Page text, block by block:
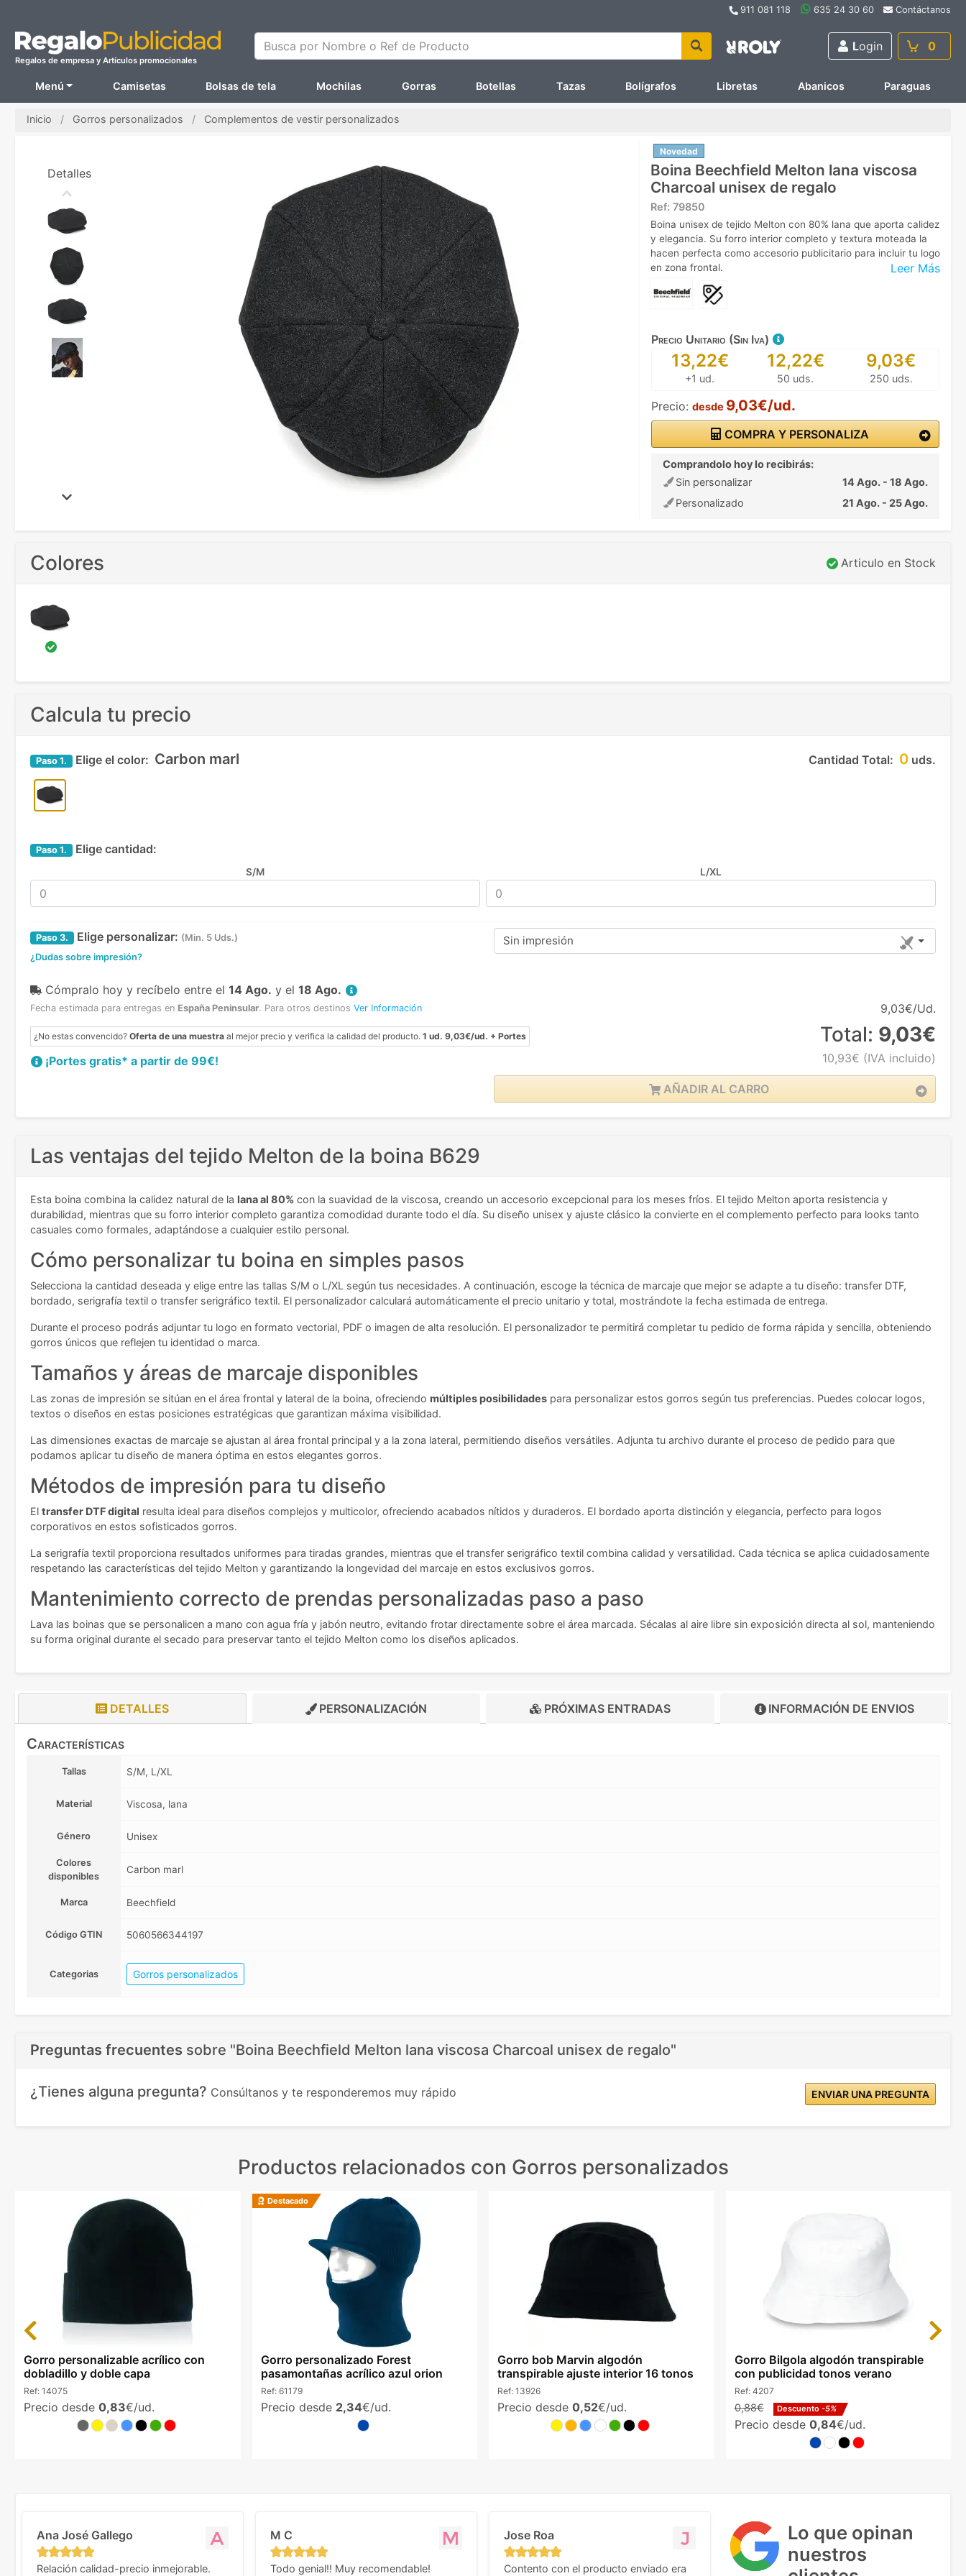
911 081 118 635 24 30 60 Contáctanos
Regalos de empresa y Artículos promocionales
Busca por Nombre o Ref de Producto Login 0
Menú Camisetas Bolsas de tela Mochilas Gorras Botellas Tazas Bolígrafos Libretas Abanicos Paraguas
Inicio Gorros personalizados Complementos de vestir personalizados
Novedad
Boina Beechfield Melton lana viscosa
Charcoal unisex de regalo
Ref: 79850
Leer Más
Boina unisex de tejido Melton con 80% lana que aporta calidez
y elegancia. Su forro interior completo y textura moteada la
hacen perfecta como accesorio publicitario para incluir tu logo
en zona frontal.
Precio Unitario (Sin Iva)
13,22€
+1 ud.
12,22€
50 uds.
9,03€
250 uds.
Precio: desde 9,03€/ud.
COMPRA Y PERSONALIZA
Comprandolo hoy lo recibirás:
Sin personalizar
14 Ago. - 18 Ago.
Personalizado
21 Ago. - 25 Ago.
Detalles
Colores Articulo en Stock
Calcula tu precio
Cantidad Total: 0 uds.
Paso 1. Elige el color: Carbon marl
Paso 1. Elige cantidad:
S/M L/XL
Paso 3. Elige personalizar: (Min. 5 Uds.)
¿Dudas sobre impresión?
Sin impresión
Cómpralo hoy y recíbelo entre el 14 Ago. y el 18 Ago.
Fecha estimada para entregas en España Peninsular. Para otros destinos Ver Información
¿No estas convencido? Oferta de una muestra al mejor precio y verifica la calidad del producto. 1 ud. 9,03€/ud. + Portes
¡Portes gratis* a partir de 99€!
9,03€/Ud.
Total: 9,03€
10,93€ (IVA incluido)
AÑADIR AL CARRO
Las ventajas del tejido Melton de la boina B629
Esta boina combina la calidez natural de la lana al 80% con la suavidad de la viscosa, creando un accesorio excepcional para los meses fríos. El tejido Melton aporta resistencia y
durabilidad, mientras que su forro interior completo garantiza comodidad durante todo el día. Su diseño unisex y ajuste clásico la convierte en el complemento perfecto para looks tanto
casuales como formales, adaptándose a cualquier estilo personal.
Cómo personalizar tu boina en simples pasos
Selecciona la cantidad deseada y elige entre las tallas S/M o L/XL según tus necesidades. A continuación, escoge la técnica de marcaje que mejor se adapte a tu diseño: transfer DTF,
bordado, serigrafía textil o transfer serigráfico textil. El personalizador calculará automáticamente el precio unitario y total, mostrándote la fecha estimada de entrega.
Durante el proceso podrás adjuntar tu logo en formato vectorial, PDF o imagen de alta resolución. El personalizador te permitirá completar tu pedido de forma rápida y sencilla, obteniendo
gorros únicos que reflejen tu identidad o marca.
Tamaños y áreas de marcaje disponibles
Las zonas de impresión se sitúan en el área frontal y lateral de la boina, ofreciendo múltiples posibilidades para personalizar estos gorros según tus preferencias. Puedes colocar logos,
textos o diseños en estas posiciones estratégicas que garantizan máxima visibilidad.
Las dimensiones exactas de marcaje se ajustan al área frontal principal y a la zona lateral, permitiendo diseños versátiles. Adjunta tu archivo durante el proceso de pedido para que
podamos aplicar tu diseño de manera óptima en estos elegantes gorros.
Métodos de impresión para tu diseño
El transfer DTF digital resulta ideal para diseños complejos y multicolor, ofreciendo acabados nítidos y duraderos. El bordado aporta distinción y elegancia, perfecto para logos
corporativos en estos sofisticados gorros.
La serigrafía textil proporciona resultados uniformes para tiradas grandes, mientras que el transfer serigráfico textil combina calidad y versatilidad. Cada técnica se aplica cuidadosamente
respetando las características del tejido Melton y garantizando la longevidad del marcaje en estos exclusivos gorros.
Mantenimiento correcto de prendas personalizadas paso a paso
Lava las boinas que se personalicen a mano con agua fría y jabón neutro, evitando frotar directamente sobre el área marcada. Sécalas al aire libre sin exposición directa al sol, manteniendo
su forma original durante el secado para preservar tanto el tejido Melton como los diseños aplicados.
DETALLES PERSONALIZACIÓN PRÓXIMAS ENTRADAS INFORMACIÓN DE ENVIOS
Características
Tallas S/M, L/XL
Material Viscosa, lana
Género Unisex
Colores
disponibles
Carbon marl
Marca Beechfield
Código GTIN 5060566344197
Categorias Gorros personalizados
Preguntas frecuentes sobre "Boina Beechfield Melton lana viscosa Charcoal unisex de regalo"
¿Tienes alguna pregunta? Consúltanos y te responderemos muy rápido ENVIAR UNA PREGUNTA
Productos relacionados con Gorros personalizados
Gorro personalizable acrílico con
dobladillo y doble capa
Ref: 14075
Precio desde 0,83€/ud.
Destacado
Gorro personalizado Forest
pasamontañas acrílico azul orion
Ref: 61179
Precio desde 2,34€/ud.
Gorro bob Marvin algodón
transpirable ajuste interior 16 tonos
Ref: 13926
Precio desde 0,52€/ud.
Gorro Bilgola algodón transpirable
con publicidad tonos verano
Ref: 4207
0,88€ Descuento -5%
Precio desde 0,84€/ud.
Previous Next
Lo que opinan
nuestros
Ana José Gallego
Relación calidad-precio inmejorable.
M C
Todo genial!! Muy recomendable!
Jose Roa
Contento con el producto enviado era